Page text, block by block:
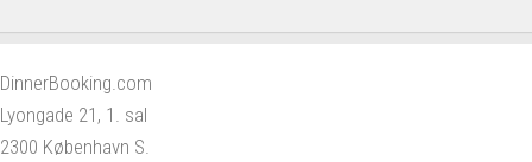
DinnerBooking.com
Lyongade 21, 1. sal
2300 København S.